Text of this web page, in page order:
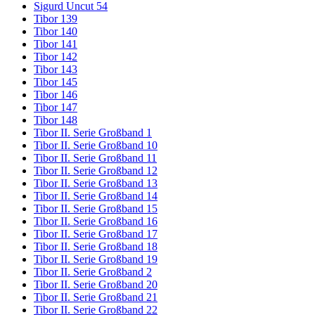
Sigurd Uncut 54
Tibor 139
Tibor 140
Tibor 141
Tibor 142
Tibor 143
Tibor 145
Tibor 146
Tibor 147
Tibor 148
Tibor II. Serie Großband 1
Tibor II. Serie Großband 10
Tibor II. Serie Großband 11
Tibor II. Serie Großband 12
Tibor II. Serie Großband 13
Tibor II. Serie Großband 14
Tibor II. Serie Großband 15
Tibor II. Serie Großband 16
Tibor II. Serie Großband 17
Tibor II. Serie Großband 18
Tibor II. Serie Großband 19
Tibor II. Serie Großband 2
Tibor II. Serie Großband 20
Tibor II. Serie Großband 21
Tibor II. Serie Großband 22